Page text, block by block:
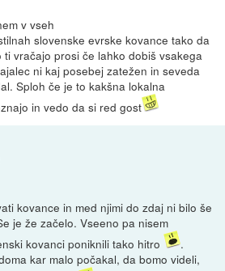
v vseh
slovenske evrske kovance tako da
vračajo prosi če lahko dobiš vsakega
ni kaj posebej zatežen in seveda
Sploh če je to kakšna lokalna
in vedo da si red gost
kovance in med njimi do zdaj ni bilo še
je že začelo. Vseeno pa nisem
kovanci poniknili tako hitro
.
kar malo počakal, da bomo videli,